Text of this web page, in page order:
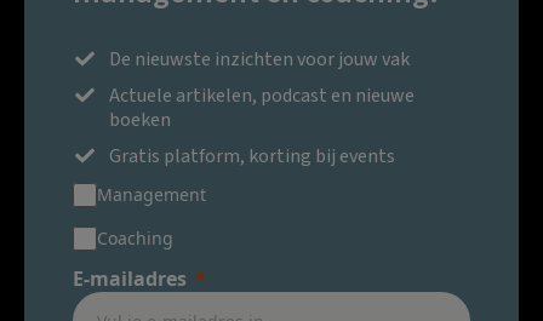
De nieuwste inzichten voor jouw vak
Actuele artikelen, podcast en nieuwe
boeken
Gratis platform, korting bij events
Management
Coaching
E-mailadres